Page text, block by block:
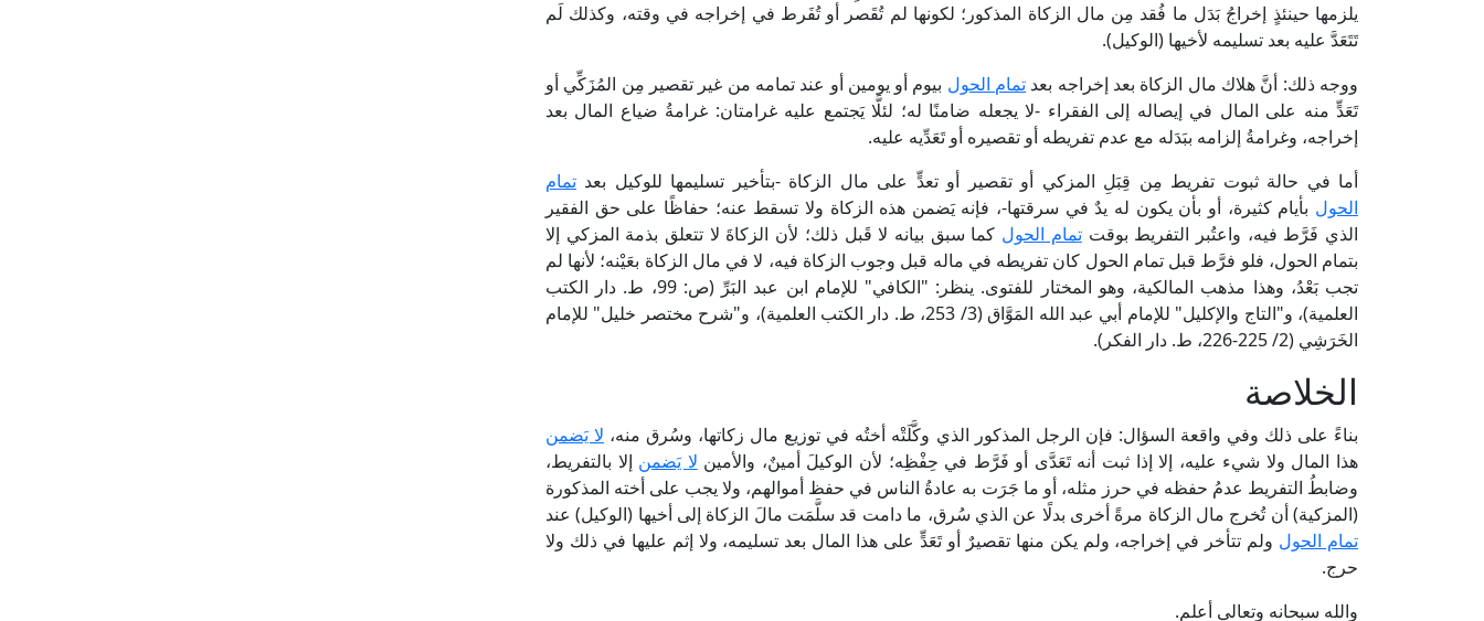
يلزمها حينئذٍ إخراجُ بَدَل ما فُقد مِن مال الزكاة المذكور؛ لكونها لم تُقَصر أو تُفَرط في إخراجه في وقته، وكذلك لَم
تَتَعَدَّ عليه بعد تسليمه لأخيها (الوكيل).
ووجه ذلك: أنَّ هلاك مال الزكاة بعد إخراجه بعد تمام الحول بيوم أو يومين أو عند تمامه من غير تقصير مِن المُزَكِّي أو
تَعَدٍّ منه على المال في إيصاله إلى الفقراء -لا يجعله ضامنًا له؛ لئلَّا يَجتمع عليه غرامتان: غرامةُ ضياع المال بعد
إخراجه، وغرامةُ إلزامه ببَدَله مع عدم تفريطه أو تقصيره أو تَعَدِّيه عليه.
أما في حالة ثبوت تفريط مِن قِبَلِ المزكي أو تقصير أو تعدٍّ على مال الزكاة -بتأخير تسليمها للوكيل بعد تمام
الحول بأيام كثيرة، أو بأن يكون له يدٌ في سرقتها-، فإنه يَضمن هذه الزكاة ولا تسقط عنه؛ حفاظًا على حق الفقير
الذي فَرَّط فيه، واعتُبر التفريط بوقتتمام الحول كما سبق بيانه لا قَبل ذلك؛ لأن الزكاةَ لا تتعلق بذمة المزكي إلا
بتمام الحول، فلو فرَّط قبل تمام الحول كان تفريطه في ماله قبل وجوب الزكاة فيه، لا في مال الزكاة بعَيْنه؛ لأنها لم
تجب بَعْدُ، وهذا مذهب المالكية، وهو المختار للفتوى. ينظر: "الكافي" للإمام ابن عبد البَرِّ (ص: 99، ط. دار الكتب
العلمية)، و"التاج والإكليل" للإمام أبي عبد الله المَوَّاق (3/ 253، ط. دار الكتب العلمية)، و"شرح مختصر خليل" للإمام
الخَرَشِي (2/ 225-226، ط. دار الفكر).
الخلاصة
بناءً على ذلك وفي واقعة السؤال: فإن الرجل المذكور الذي وكَّلَتْه أختُه في توزيع مال زكاتها، وسُرق منه، لا يَضمن
هذا المال ولا شيء عليه، إلا إذا ثبت أنه تَعَدَّى أو فَرَّط في حِفْظِه؛ لأن الوكيلَ أمينٌ، والأمين لا يَضمن إلا بالتفريط،
وضابطُ التفريط عدمُ حفظه في حرز مثله، أو ما جَرَت به عادةُ الناس في حفظ أموالهم، ولا يجب على أخته المذكورة
(المزكية) أن تُخرج مال الزكاة مرةً أخرى بدلًا عن الذي سُرق، ما دامت قد سلَّمَت مالَ الزكاة إلى أخيها (الوكيل) عند
تمام الحول ولم تتأخر في إخراجه، ولم يكن منها تقصيرٌ أو تَعَدٍّ على هذا المال بعد تسليمه، ولا إثم عليها في ذلك ولا
حرج.
والله سبحانه وتعالى أعلم.